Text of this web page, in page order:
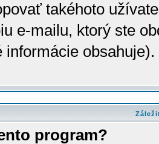
takéhoto
e-mailu, ktorý ste
informácie
program?